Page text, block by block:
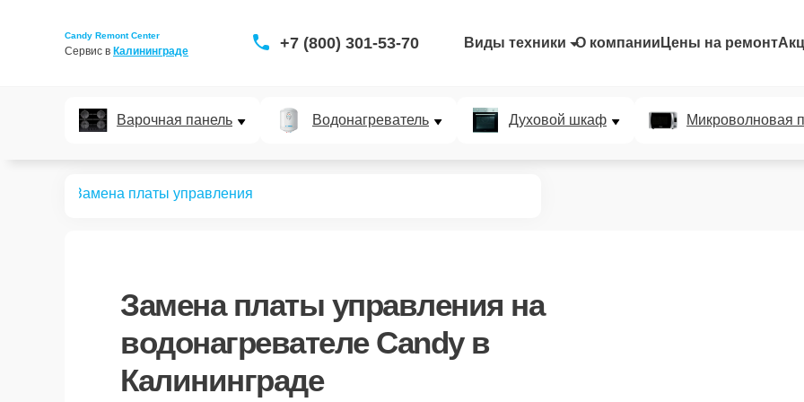
Candy Remont Center
Сервис в Калининграде +7 (800) 301-53-70 Виды техники О компании Цены на ремонт
Варочная панель Водонагреватель Духовой шкаф Микроволновая
Замена платы управления
Замена платы управления на
водонагревателе Candy в
Калининграде